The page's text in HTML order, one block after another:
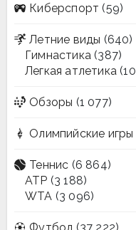
Киберспорт (59)
Летние виды (640)
Гимнастика (387)
Легкая атлетика
Обзоры (1 077)
Олимпийские игры
Теннис (6 864)
ATP (3 188)
WTA (3 096)